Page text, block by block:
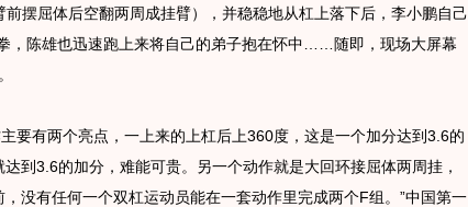
前摆屈体后空翻两周成挂臂），并稳稳地从杠上落下后，李小鹏自己
，陈雄也迅速跑上来将自己的弟子抱在怀中……随即，现场大屏幕
有两个亮点，一上来的上杠后上360度，这是一个加分达到3.6的
到3.6的加分，难能可贵。另一个动作就是大回环接屈体两周挂，
没有任何一个双杠运动员能在一套动作里完成两个F组。”中国第一